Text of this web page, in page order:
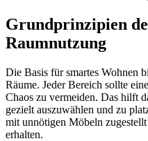
Grundprinzipien
Raumnutzung
Die Basis für smartes Wohnen
Räume. Jeder Bereich sollte
Chaos zu vermeiden. Das hilft
gezielt auszuwählen und zu
mit unnötigen Möbeln
erhalten.